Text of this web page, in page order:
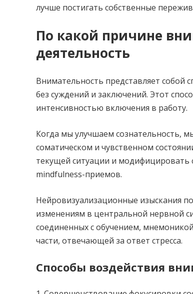
лучше постигать собственные
По какой причине
деятельность
Внимательность представляет собой
без суждений и заключений. Этот
интенсивностью включения в работу.
Когда мы улучшаем сознательность,
соматическом и чувственном
текущей ситуации и модифицировать
mindfulness-приемов.
Нейровизуализационные изыскания
изменениям в центральной нервной
соединенных с обучением,
части, отвечающей за ответ стресса.
Способы воздействия